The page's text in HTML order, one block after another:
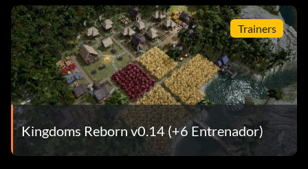
Trainers
Kingdoms Reborn v0.14 (+6 Entrenador)